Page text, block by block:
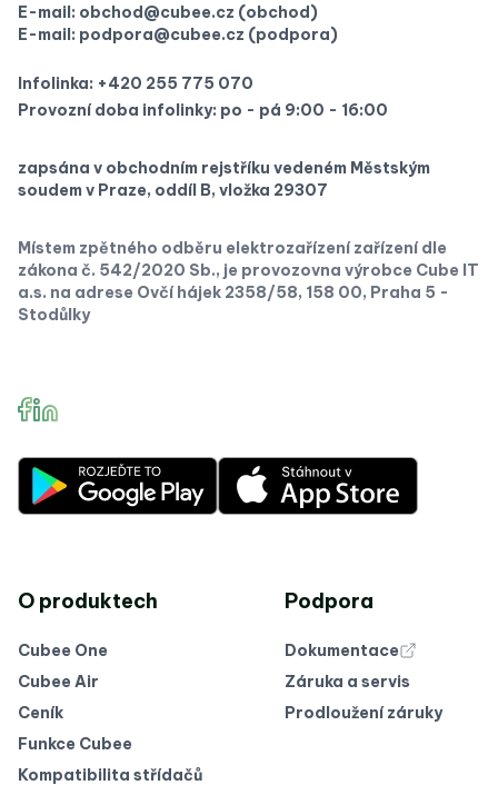
E-mail: obchod@cubee.cz (obchod)
E-mail: podpora@cubee.cz (podpora)
Infolinka: +420 255 775 070
Provozní doba infolinky: po - pá 9:00 - 16:00
zapsána v obchodním rejstříku vedeném Městským
soudem v Praze, oddíl B, vložka 29307
Místem zpětného odběru elektrozařízení zařízení dle
zákona č. 542/2020 Sb., je provozovna výrobce Cube IT
a.s. na adrese Ovčí hájek 2358/58, 158 00, Praha 5 -
Stodůlky
O produktech
Cubee One
Cubee Air
Ceník
Funkce Cubee
Kompatibilita střídačů
Podpora
Dokumentace
Záruka a servis
Prodloužení záruky